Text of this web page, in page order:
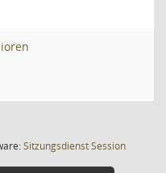
SitzungsdienstSession(Wird in